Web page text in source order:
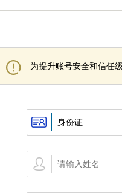
为提升账号安全和信任